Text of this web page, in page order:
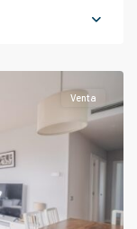
Venta